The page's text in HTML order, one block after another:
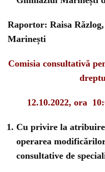
Raportor: Raisa
Marinești
Comisia consultativă
12.10.2022, ora
Cu privire la
operarea
consultative de